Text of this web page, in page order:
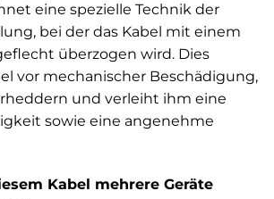
eine spezielle Technik der
bei der das Kabel mit einem
überzogen wird. Dies
vor mechanischer Beschädigung,
und verleiht ihm eine
sowie eine angenehme
Kabel mehrere Geräte